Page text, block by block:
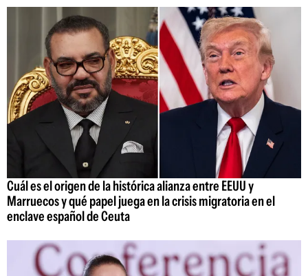
Cuál es el origen de la histórica alianza entre EEUU y
Marruecos y qué papel juega en la crisis migratoria en el
enclave español de Ceuta